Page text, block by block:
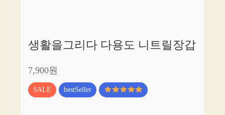
생활을그리다 다용도 니트릴장갑
7,900원
SALE bestSeller